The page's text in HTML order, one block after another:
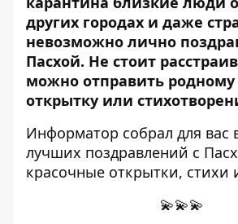
других городах и даже
невозможно лично
Пасхой. Не стоит
можно отправить родному
открытку или
Информатор собрал для вас
лучших поздравлений с
красочные открытки, стихи
💫💫💫